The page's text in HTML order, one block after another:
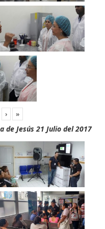
› »
Jesús 21 Julio del 2017